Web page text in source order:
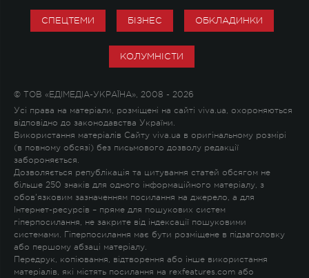
СПЕЦТЕМИ БІЗНЕС ОБКЛАДИНКИ
КОЛУМНІСТИ
© ТОВ «ЕДІМЕДІА-УКРАЇНА», 2008 - 2026
Усі права на матеріали, розміщені на сайті viva.ua, охороняються
відповідно до законодавства України.
Використання матеріалів Сайту viva.ua в оригінальному розмірі
(в повному обсязі) без письмового дозволу редакції
забороняється.
Дозволяється републікація та цитування статей обсягом не
більше 250 знаків для одного інформаційного матеріалу, з
обов'язковим зазначенням посилання на джерело, а для
Інтернет-ресурсів – пряме для пошукових систем
гіперпосилання, не закрите від індексації пошуковими
системами. Гіперпосилання має бути розміщене в підзаголовку
або першому абзаці матеріалу.
Передрук, копіювання, відтворення або інше використання
матеріалів, які містять посилання на rexfeatures.com або